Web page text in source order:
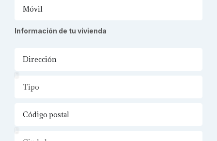
Información de tu vivienda